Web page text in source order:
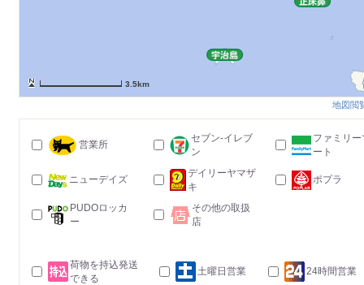
3.5km
地図閲
営業所
セブン-イレブ
ン
ファミリー
ート
ニューデイズ
デイリーヤマザ
キ
ポプラ
PUDOロッカ
ー
その他の取扱
店
荷物を持込発送
できる
土曜日営業 24時間営業